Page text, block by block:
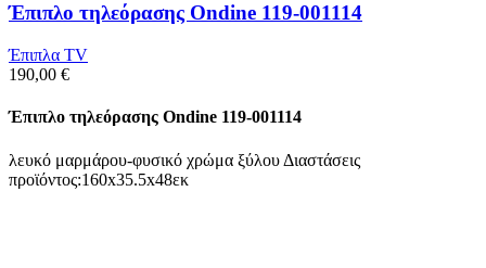
Έπιπλο τηλεόρασης Ondine 119-001114
Έπιπλα TV
190,00 €
Έπιπλο τηλεόρασης Ondine 119-001114
λευκό μαρμάρου-φυσικό χρώμα ξύλου Διαστάσεις
προϊόντος:160x35.5x48εκ